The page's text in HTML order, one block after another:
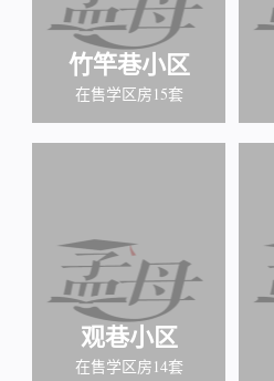
竹竿巷小区
在售学区房15套
观巷小区
在售学区房14套